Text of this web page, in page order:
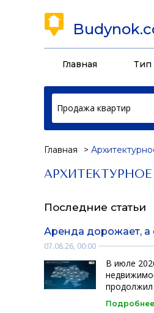
Главная Тип
Продажа квартир
Главная
Последние статьи
07.08.26, 00:00
В июле
продолжил
разными
отдельных
Подробнее